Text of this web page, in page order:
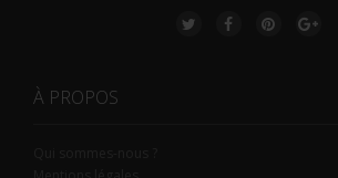
À PROPOS